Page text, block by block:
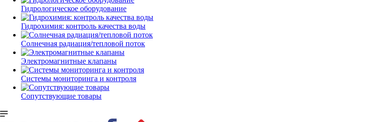
Гидрологическое оборудование
Гидрохимия: контроль качества воды
Солнечная радиация/тепловой поток
Электромагнитные клапаны
Системы мониторинга и контроля
Сопутствующие товары